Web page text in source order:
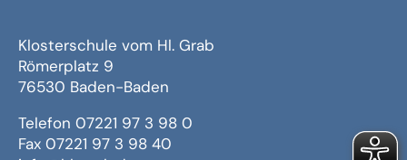
Klosterschule vom Hl. Grab
Römerplatz 9
76530 Baden-Baden
Telefon 07221 97 3 98 0
Fax 07221 97 3 98 40